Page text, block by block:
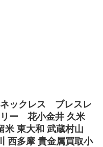
ックレス ブレスレ
ー 花小金井 久米
米 東大和 武蔵村山
西多摩 貴金属買取小